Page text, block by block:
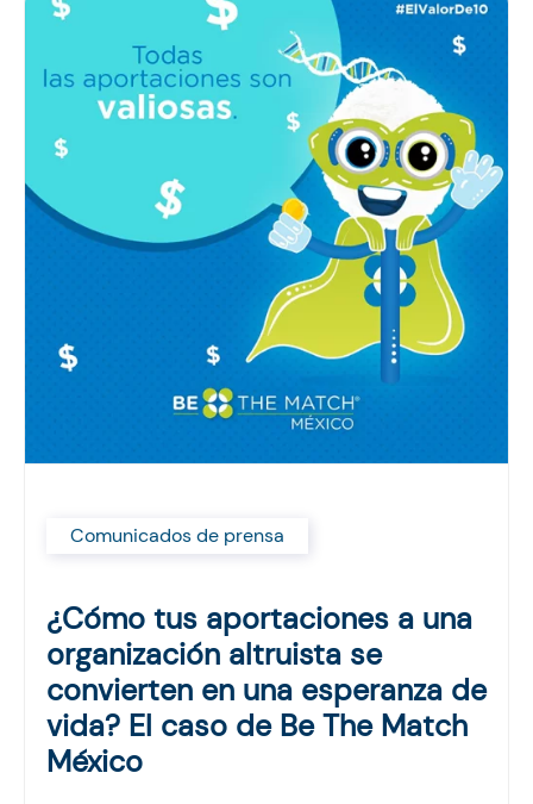
Comunicados de prensa
¿Cómo tus aportaciones a una
organización altruista se
convierten en una esperanza de
vida? El caso de Be The Match
México